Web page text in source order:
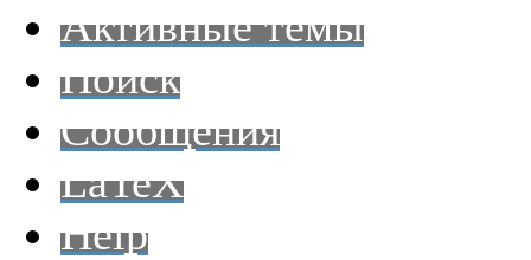
Активные темы
Поиск
Сообщения
LaTeX
Help